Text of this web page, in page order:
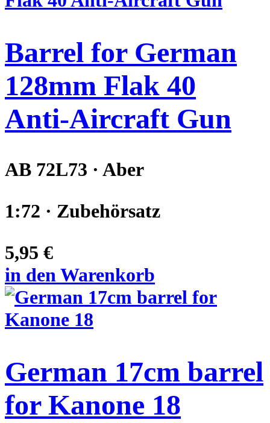
Barrel for German
128mm Flak 40
Anti-Aircraft Gun
AB 72L73 · Aber
1:72 · Zubehörsatz
5,95 €
in den Warenkorb
German 17cm barrel
for Kanone 18